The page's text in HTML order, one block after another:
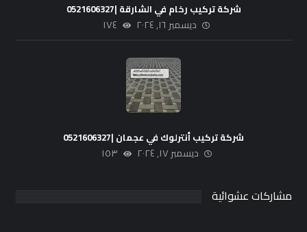
شركة تركيب رخام في الشارقة |0521606327
ديسمبر ١٦, ٢٠٢٤ ١٧٤
شركة تركيب أنترلوك في عجمان |0521606327
ديسمبر ١٧, ٢٠٢٤ ١٥٣
مشاركات عشوائية